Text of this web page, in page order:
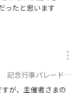
ったと思います
パレードと訓練に参加
が、主催者さまの